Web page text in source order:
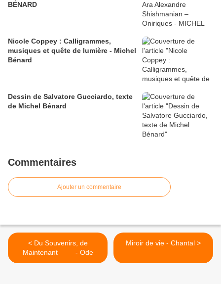
BÉNARD
Nicole Coppey : Calligrammes,
musiques et quête de lumière - Michel
Bénard
Dessin de Salvatore Gucciardo, texte
de Michel Bénard
Commentaires
Ajouter un commentaire
< Du Souvenirs, de
Maintenant - Ode
Miroir de vie - Chantal >